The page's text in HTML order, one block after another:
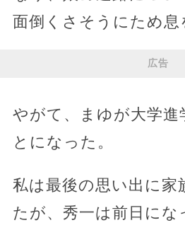
面倒くさそうにため息
広告
やがて、まゆが大学進
とになった。
私は最後の思い出に家
たが、秀一は前日にな